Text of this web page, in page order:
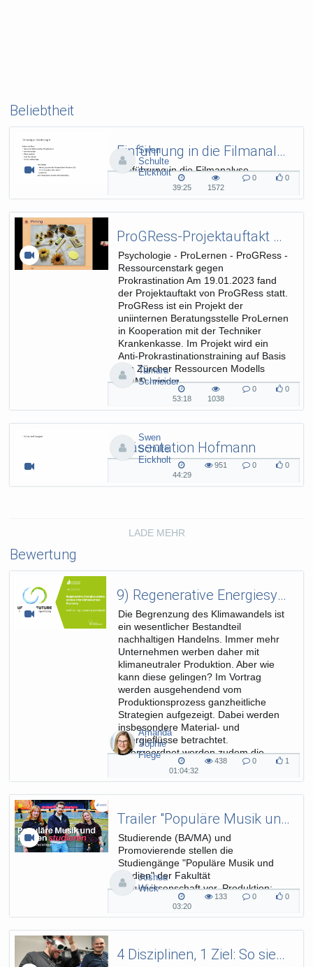
Beliebtheit
Einführung in die Filmanalyse (Hofmann)
Einführung in die Filmanalyse
Swen
Schulte
Eickholt
39:25
39:25
1572
1572
0
Kommentare
0
likes
ProGRess-Projektauftakt mit ZRM-Erfinderin Dr. Maja Storch
Psychologie - ProLernen - ProGRess -
Ressourcenstark gegen
Prokrastination Am 19.01.2023 fand
der Projektauftakt von ProGRess statt.
ProGRess ist ein Projekt der
uniinternen Beratungsstelle ProLernen
in Kooperation mit der Techniker
Krankenkasse. Im Projekt wird ein
Anti-Prokrastinationstraining auf Basis
des Zürcher Ressourcen Modells
(ZRM), einem
ressourcenorientierten...
Tamara
Schneider
53:18
53:18
1038
1038
0
Kommentare
0
likes
Präsentation Hofmann
Präsentation Hofmann
Swen
Schulte
Eickholt
44:29
44:29
951
views
0
Kommentare
0
likes
LADE MEHR
Bewertung
9) Regenerative Energiesysteme als Basis für klimaneutrale Produkte
Die Begrenzung des Klimawandels ist
ein wesentlicher Bestandteil
nachhaltigen Handelns. Immer mehr
Unternehmen werben daher mit
klimaneutraler Produktion. Aber wie
kann diese gelingen? Im Vortrag
werden ausgehendend vom
Produktionsprozess ganzheitliche
Strategien aufgezeigt. Dabei werden
insbesondere Material- und
Energieflüsse betrachtet.
Übergeordnet werden zudem die
Rolle der Energiewende...
Amanda
Sophie
Fiege
01:04:32
01:04:32
438
views
0
Kommentare
1
likes
Trailer "Populäre Musik und Medien"
Studierende (BA/MA) und
Promovierende stellen die
Studiengänge "Populäre Musik und
Medien" der Fakultät
Kulturwissenschaft vor. Produktion:
Joshua
Wick
03:20
03:20
133
views
0
Kommentare
0
likes
4 Disziplinen, 1 Ziel: So sieht Spitzenforschung im PhoQS aus